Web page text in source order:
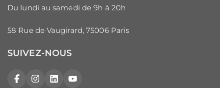
Du lundi au samedi de 9h à 20h
58 Rue de Vaugirard, 75006 Paris
SUIVEZ-NOUS
FacebookInstagram
LinkedInYouTube